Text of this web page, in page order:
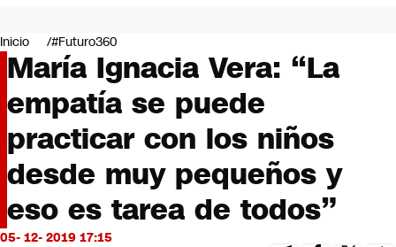
Negocios
Deportes
Programas completos
Cultura
Servicios
Bits
CNN tiempo
Opinión
Inicio #Futuro360
María Ignacia Vera: “La
empatía se puede
practicar con los niños
desde muy pequeños y
eso es tarea de todos”
05- 12- 2019 17:15